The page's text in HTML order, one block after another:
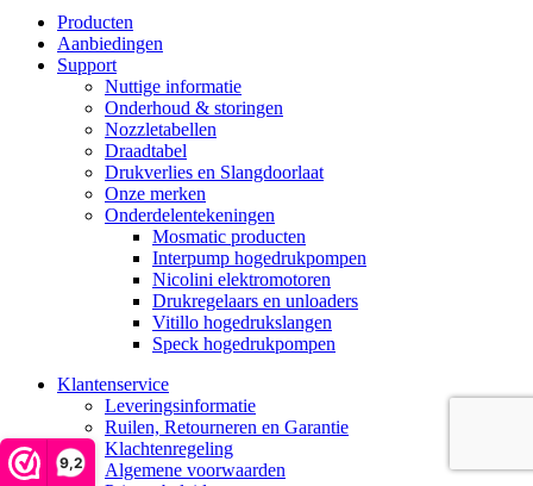
9,2
Producten
Aanbiedingen
Support
Nuttige informatie
Onderhoud & storingen
Nozzletabellen
Draadtabel
Drukverlies en Slangdoorlaat
Onze merken
Onderdelentekeningen
Mosmatic producten
Interpump hogedrukpompen
Nicolini elektromotoren
Drukregelaars en unloaders
Vitillo hogedrukslangen
Speck hogedrukpompen
Klantenservice
Leveringsinformatie
Ruilen, Retourneren en Garantie
Klachtenregeling
Algemene voorwaarden